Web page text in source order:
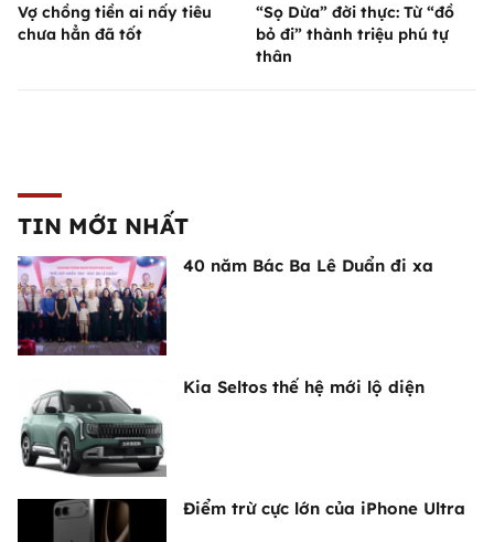
Vợ chồng tiền ai nấy tiêu
chưa hẳn đã tốt
“Sọ Dừa” đời thực: Từ “đồ
bỏ đi” thành triệu phú tự
thân
TIN MỚI NHẤT
40 năm Bác Ba Lê Duẩn đi xa
Kia Seltos thế hệ mới lộ diện
Điểm trừ cực lớn của iPhone Ultra